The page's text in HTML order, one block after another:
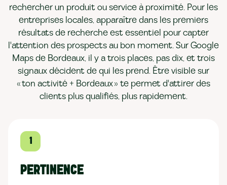
rechercher un produit ou service à proximité. Pour les
entreprises locales, apparaître dans les premiers
résultats de recherche est essentiel pour capter
l'attention des prospects au bon moment. Sur Google
Maps de Bordeaux, il y a trois places, pas dix, et trois
signaux décident de qui les prend. Être visible sur
« ton activité + Bordeaux » te permet d'attirer des
clients plus qualifiés, plus rapidement.
1
PERTINENCE